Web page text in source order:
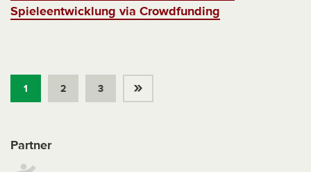
Spieleentwicklung via Crowdfunding
1 2 3 »
Partner